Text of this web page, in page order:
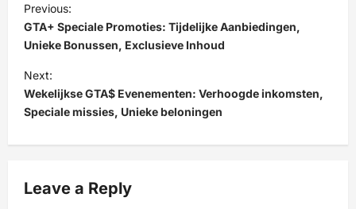
o
s
t
n
a
v
g
Previous:
GTA+ Speciale Promoties: Tijdelijke Aanbiedingen,
Unieke Bonussen, Exclusieve Inhoud
Next:
Wekelijkse GTA$ Evenementen: Verhoogde inkomsten,
Speciale missies, Unieke beloningen
Leave a Reply